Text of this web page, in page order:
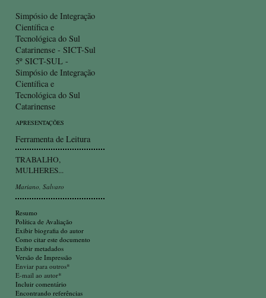
Simpósio de Integração
Científica e
Tecnológica do Sul
Catarinense - SICT-Sul
5º SICT-SUL -
Simpósio de Integração
Científica e
Tecnológica do Sul
Catarinense
APRESENTAÇÕES
Ferramenta de Leitura
TRABALHO,
MULHERES...
Mariano, Salvaro
Resumo
Política de Avaliação
Exibir biografia do autor
Como citar este documento
Exibir metadados
Versão de Impressão
Enviar para outros*
E-mail ao autor*
Incluir comentário
Encontrando referências